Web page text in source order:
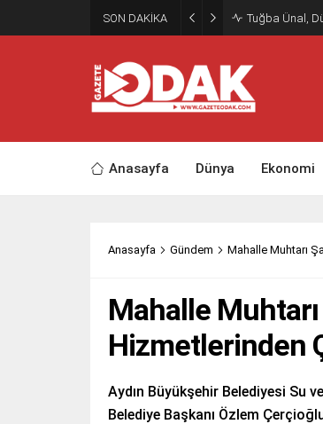
SON DAKİKA Tuğba Ünal,
Anasayfa Dünya Ekonomi
Anasayfa Gündem Mahalle Muhtarı
Mahalle Muhtarı
Hizmetlerinden
Aydın Büyükşehir Belediyesi Su
Belediye Başkanı Özlem